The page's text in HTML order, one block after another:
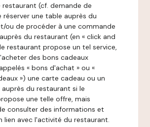
(cf. demande de
une table auprès du
ou de procéder à une commande
du restaurant (en « click and
restaurant propose un tel service,
des bons cadeaux
« bons d'achat » ou «
») une carte cadeau ou un
du restaurant si le
une telle offre, mais
consulter des informations et
lien avec l'activité du restaurant.